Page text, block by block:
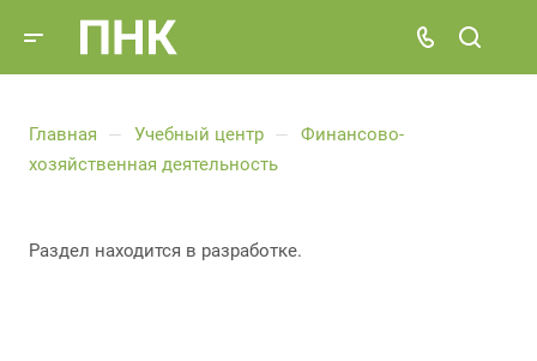
Главная — Учебный центр —
Финансово-
хозяйственная деятельность
Раздел находится в разработке.